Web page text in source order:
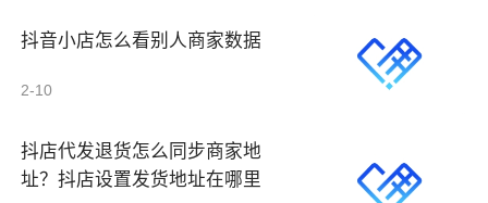
抖音小店怎么看别人商家数据
2-10
抖店代发退货怎么同步商家地
址？抖店设置发货地址在哪里